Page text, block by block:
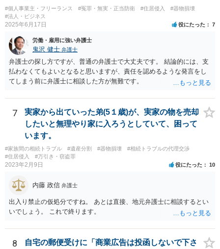
#個人事業主・フリーランス #冤罪・無実・正当防衛 #住居侵入
#器物損壊
#法人・ビジネス
2025年6月17日 役にたった 7
労働・雇用に強い弁護士
鬼沢 健士 弁護士
弁護士の探し方ですが、普通の弁護士で大丈夫です。 結論的には、支
払わなくてもよいとなると思いますが、責任を認めるような発言をし
てしまう前に弁護士に相談した方が無難です。
7
実家から出ていった弟(5１歳)が、実家の物を売却
したいと無理やり家に入ろうとしていて、困って
います。
#家族間の相続トラブル #遺産分割 #器物損壊
#相続トラブルの代理交渉
#住居侵入
#万引き・窃盗罪
2023年2月9日 役にたった 10
内藤 政信 弁護士
出入り禁止の仮処分ですね。 あとは直接、地元弁護士に相談するとい
いでしょう。 これで終ります。
8
自宅の郵便受けに「商業広告は投函しないで下さ